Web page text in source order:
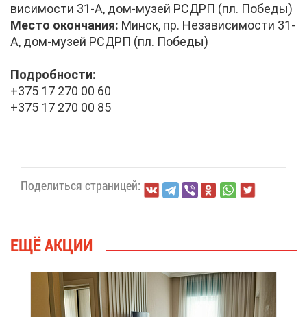
ви­си­мо­сти 31-А, дом-му­зей РСДРП (пл. По­бе­ды)
Ме­сто окон­ча­ния: Минск, пр. Неза­ви­си­мо­сти 31-
А, дом-му­зей РСДРП (пл. По­бе­ды)
По­дроб­но­сти:
+375 17 270 00 60
+375 17 270 00 85
По­де­лить­ся стра­ни­цей:
ЕЩЁ АК­ЦИИ